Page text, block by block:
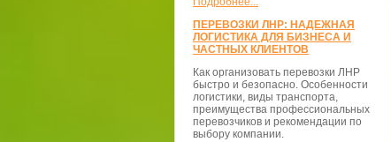
ПЕРЕВОЗКИ ЛНР: НАДЕЖНАЯ
ЛОГИСТИКА ДЛЯ БИЗНЕСА И
ЧАСТНЫХ КЛИЕНТОВ
Как организовать перевозки ЛНР
быстро и безопасно. Особенности
логистики, виды транспорта,
преимущества профессиональных
перевозчиков и рекомендации по
выбору компании.